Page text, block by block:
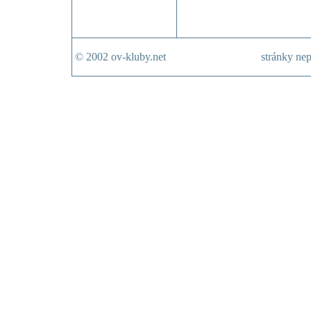
© 2002 ov-kluby.net stránky